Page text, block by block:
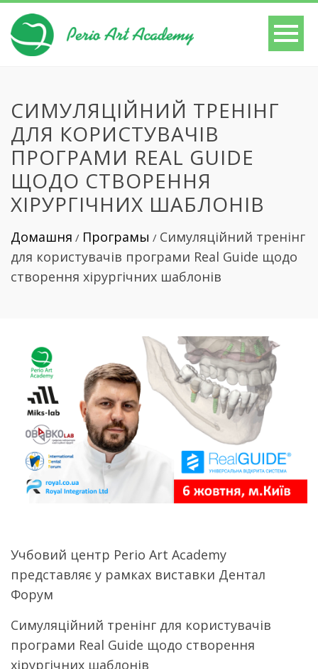
СИМУЛЯЦІЙНИЙ ТРЕНІНГ
ДЛЯ КОРИСТУВАЧІВ
ПРОГРАМИ REAL GUIDE
ЩОДО СТВОРЕННЯ
ХІРУРГІЧНИХ ШАБЛОНІВ
Домашня / Програмы / Симуляційний тренінг
для користувачів програми Real Guide щодо
створення хірургічних шаблонів
Учбовий центр Perio Art Academy
представляє у рамках виставки Дентал
Форум
Симуляційний тренінг для користувачів
програми Real Guide щодо створення
хірургічних шаблонів